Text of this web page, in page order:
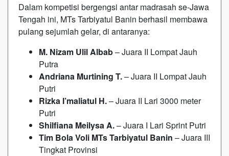
Dalam kompetisi bergengsi antar madrasah se-Jawa
Tengah ini, MTs Tarbiyatul Banin berhasil membawa
pulang sejumlah gelar, di antaranya:
M. Nizam Ulil Albab– Juara II Lompat Jauh
Putra
Andriana Murtining T.– Juara II Lompat Jauh
Putri
Rizka I’maliatul H.– Juara II Lari 3000 meter
Putri
Shilfiana Meilysa A.– Juara I Lari Sprint Putri
Tim Bola Voli MTs Tarbiyatul Banin – Juara III
Tingkat Provinsi